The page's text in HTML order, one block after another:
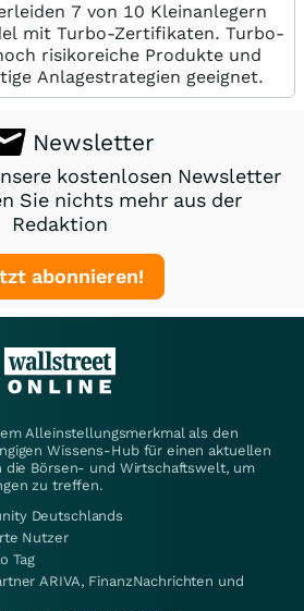
7 von 10 Kleinanlegern
mit Turbo-Zertifikaten. Turbo-
risikoreiche Produkte und
Anlagestrategien geeignet.
Newsletter
kostenlosen Newsletter
Sie nichts mehr aus der
Redaktion
abonnieren!
Alleinstellungsmerkmal als den
Wissens-Hub für einen aktuellen
die Börsen- und Wirtschaftswelt, um
zu treffen.
Deutschlands
Nutzer
Tag
ARIVA, FinanzNachrichten und